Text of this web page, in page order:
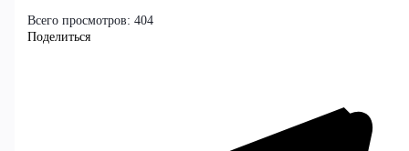
Всего просмотров: 404
Поделиться